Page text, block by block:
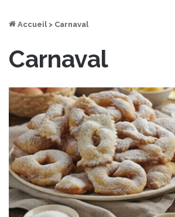
Accueil > Carnaval
Carnaval